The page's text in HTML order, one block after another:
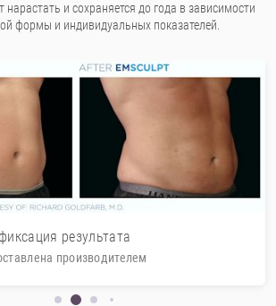
нарастать и сохраняется до года в зависимости
формы и индивидуальных показателей.
результата
производителем